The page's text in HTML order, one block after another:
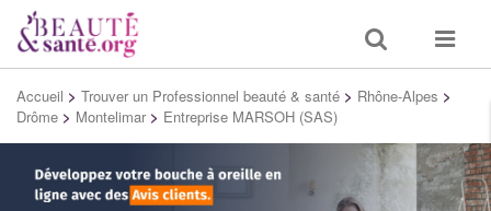
Toggle
search
Toggle
Accueil > Trouver un Professionnel beauté & santé > Rhône-Alpes >
Drôme > Montelimar > Entreprise MARSOH (SAS)